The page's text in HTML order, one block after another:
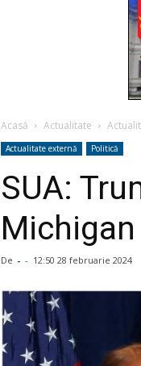
Acasă Actualitate
Actualitate externă Politică
SUA:
Michigan
De - - 12:50 28 februarie 2024